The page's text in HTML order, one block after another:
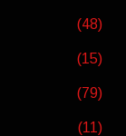
(48)
(15)
(79)
(11)